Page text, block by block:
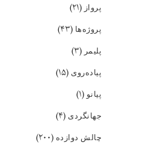
پرواز (۲۱)
پروژه‌ها (۴۳)
پلیمر (۳)
پیاده‌روی (۱۵)
پیانو(۱)
جهانگردی (۴)
چالش دوازده (۲۰۰)